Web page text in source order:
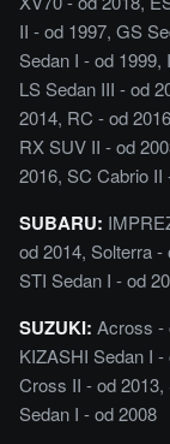
II - od 1997, GS
Sedan I - od 1999,
LS Sedan III - od
2014, RC - od
RX SUV II - od
2016, SC Cabrio II
SUBARU:
od 2014, Solterra
STI Sedan I - od
SUZUKI: Across -
KIZASHI Sedan I
Cross II - od
Sedan I - od 2008